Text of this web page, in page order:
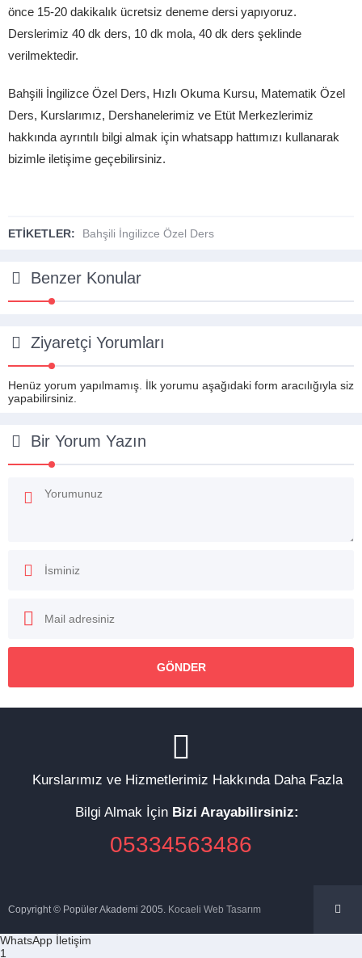
önce 15-20 dakikalık ücretsiz deneme dersi yapıyoruz.
Derslerimiz 40 dk ders, 10 dk mola, 40 dk ders şeklinde
verilmektedir.
Bahşili İngilizce Özel Ders, Hızlı Okuma Kursu, Matematik Özel
Ders, Kurslarımız, Dershanelerimiz ve Etüt Merkezlerimiz
hakkında ayrıntılı bilgi almak için whatsapp hattımızı kullanarak
bizimle iletişime geçebilirsiniz.
ETİKETLER: Bahşili İngilizce Özel Ders
Benzer Konular
Ziyaretçi Yorumları
Henüz yorum yapılmamış. İlk yorumu aşağıdaki form aracılığıyla siz
yapabilirsiniz.
Bir Yorum Yazın
Kurslarımız ve Hizmetlerimiz Hakkında Daha Fazla
Bilgi Almak İçin Bizi Arayabilirsiniz:
05334563486
Copyright © Popüler Akademi 2005. Kocaeli Web Tasarım
WhatsApp İletişim
1